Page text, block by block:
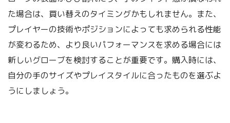
た場合は、買い替えのタイミングかもしれません。また、
プレイヤーの技術やポジションによっても求められる性能
が変わるため、より良いパフォーマンスを求める場合には
新しいグローブを検討することが重要です。購入時には、
自分の手のサイズやプレイスタイルに合ったものを選ぶよ
うにしましょう。